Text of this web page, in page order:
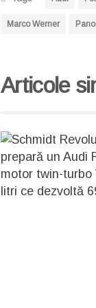
Marco Werner
Articole